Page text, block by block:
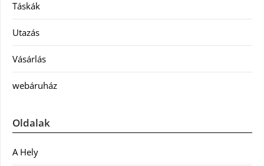
Táskák
Utazás
Vásárlás
webáruház
Oldalak
A Hely